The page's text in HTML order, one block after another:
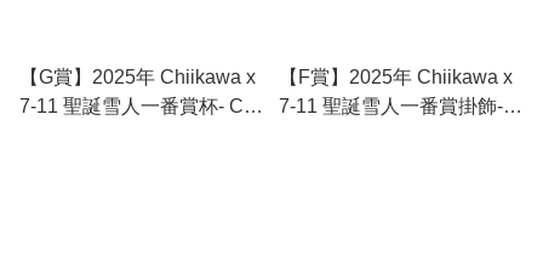
【G賞】2025年 Chiikawa x
7-11 聖誕雪人一番賞杯- Chii
【F賞】2025年 Chiikawa x
7-11 聖誕雪人一番賞掛飾-